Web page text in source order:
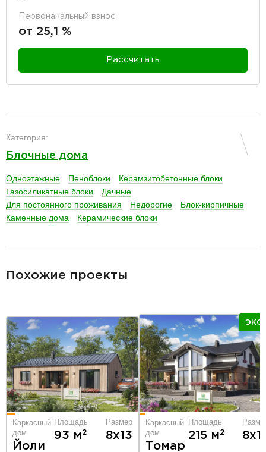
Первоначальный взнос
от 25,1 %
Рассчитать
Категория:
Блочные дома
Одноэтажные Пеноблоки
Керамзитобетонные блоки
Газосиликатные блоки
Дачные
Для постоянного проживания
Недорогие
Блок-кирпичные
Каменные дома
Керамические блоки
Похожие проекты
Каркасный
дом
Йоли
Площадь
93 м2
Размер
8х13
ЭКО
Каркасный
дом
Томар
Площадь
215 м2